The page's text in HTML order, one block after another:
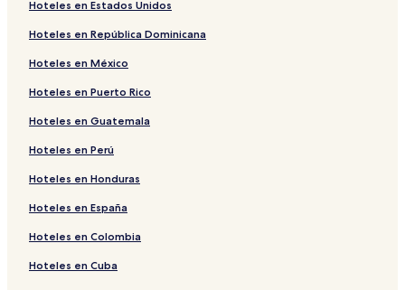
Hoteles 2 estrellas en Búzios
Pousadas en Praia Rasa
Hoteles con estacionamiento en Tartaruga
Casas de huéspedes en Búzios
Hoteles 3 estrellas en Ossos
Hoteles cerca de Estatua de Juscelino Kubitschek
Hoteles en Canto
Hoteles cerca de Playa Ferradurinha
Pousadas en Tartaruga
Hoteles en Estados Unidos
Hoteles en República Dominicana
Hoteles en México
Hoteles en Puerto Rico
Hoteles en Guatemala
Hoteles en Perú
Hoteles en Honduras
Hoteles en España
Hoteles en Colombia
Hoteles en Cuba